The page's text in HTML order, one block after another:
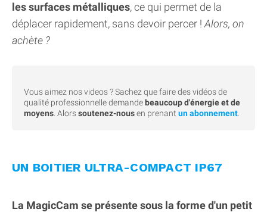
les surfaces métalliques, ce qui permet de la
déplacer rapidement, sans devoir percer ! Alors, on
achète ?
Vous aimez nos videos ? Sachez que faire des vidéos de
qualité professionnelle demande beaucoup d'énergie et de
moyens . Alorssoutenez-nousen prenant un abonnement
UN BOITIER ULTRA-COMPACT IP67
La MagicCam se présente sous la forme d'un petit